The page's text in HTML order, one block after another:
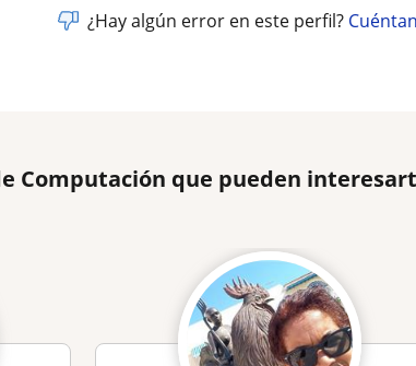
¿Hay algún error en este perfil?
Computación que pueden